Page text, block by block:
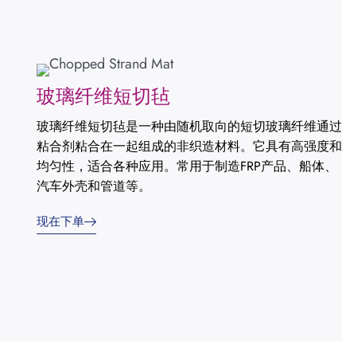
玻璃纤维短切毡
玻璃纤维短切毡是一种由随机取向的短切玻璃纤维通过
粘合剂粘合在一起组成的非织造材料。它具有高强度和
均匀性，适合各种应用。常用于制造FRP产品、船体、
汽车外壳和管道等。
现在下单